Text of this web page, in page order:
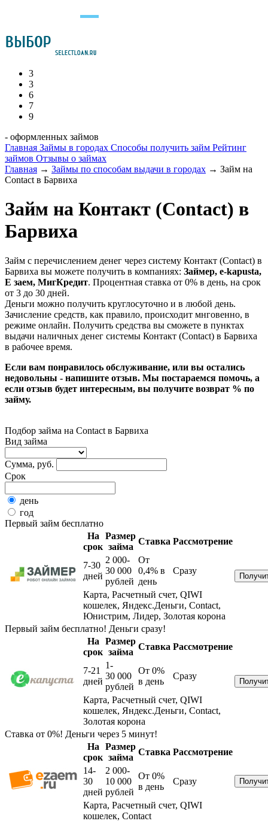
3
3
6
7
9
- оформленных займов
Главная Займы в городах Способы получить займ Рейтинг
займов Отзывы о займах
Главная → Займы по способам выдачи в городах → Займ на
Contact в Барвиха
Займ на Контакт (Contact) в
Барвиха
Займ с перечислением денег через систему Контакт (Сontact) в
Барвиха вы можете получить в компаниях: Займер, e-kapusta,
Е заем, МигКредит. Процентная ставка от 0% в день, на срок
от 3 до 30 дней.
Деньги можно получить круглосуточно и в любой день.
Зачисление средств, как правило, происходит мнговенно, в
режиме онлайн. Получить средства вы сможете в пунктах
выдачи наличных денег системы Контакт (Сontact) в Барвиха
в рабочее время.
Если вам понравилось обслуживание, или вы остались
недовольны - напишите отзыв. Мы постараемся помочь, а
если отзыв будет интересным, вы получите возврат % по
займу.
Подбор займа на Contact в Барвиха
Вид займа
Сумма, руб.
Срок
день
год
Первый займ бесплатно
На
срок
Размер
займа
Ставка Рассмотрение
7-30
дней
2 000-
30 000
рублей
От
0,4% в
день
Сразу
Карта, Расчетный счет, QIWI
кошелек, Яндекс.Деньги, Contact,
Юнистрим, Лидер, Золотая корона
Первый займ бесплатно! Деньги сразу!
На
срок
Размер
займа
Ставка Рассмотрение
7-21
дней
1-
30 000
рублей
От 0%
в день
Сразу
Карта, Расчетный счет, QIWI
кошелек, Яндекс.Деньги, Contact,
Золотая корона
Ставка от 0%! Деньги через 5 минут!
На
срок
Размер
займа
Ставка Рассмотрение
14-
30
дней
2 000-
10 000
рублей
От 0%
в день
Сразу
Карта, Расчетный счет, QIWI
кошелек, Contact